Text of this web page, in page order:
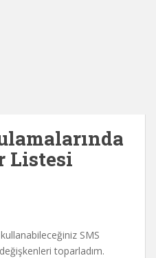
Listesi
SMS
toparladım.